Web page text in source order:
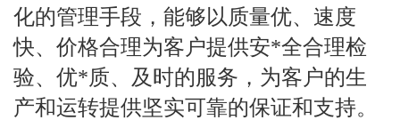
化的管理手段，能够以质量优、速度
快、价格合理为客户提供安*全合理检
验、优*质、及时的服务，为客户的生
产和运转提供坚实可靠的保证和支持。